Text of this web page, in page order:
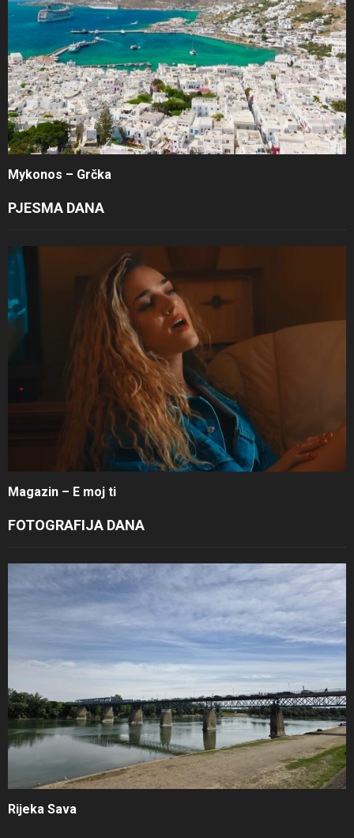
Mykonos – Grčka
PJESMA DANA
Magazin – E moj ti
FOTOGRAFIJA DANA
Rijeka Sava